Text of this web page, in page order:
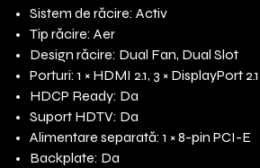
Sistem de răcire: Activ
Tip răcire: Aer
Design răcire: Dual Fan, Dual Slot
Porturi: 1 × HDMI 2.1, 3 × DisplayPort
HDCP Ready: Da
Suport HDTV: Da
Alimentare separată: 1 × 8-pin PCI-E
Backplate: Da